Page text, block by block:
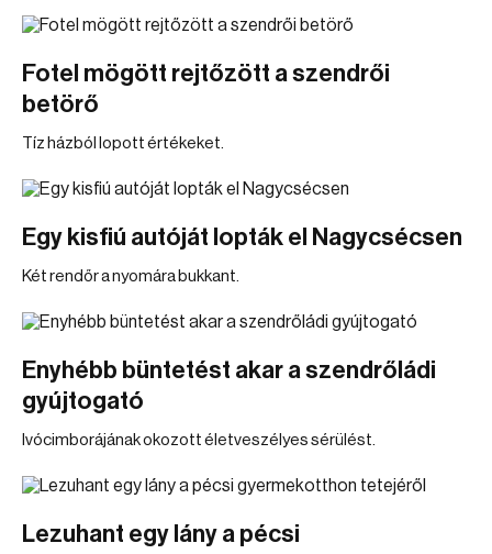
Fotel mögött rejtőzött a szendrői
betörő
Tíz házból lopott értékeket.
Egy kisfiú autóját lopták el Nagycsécsen
Két rendőr a nyomára bukkant.
Enyhébb büntetést akar a szendrőládi
gyújtogató
Ivócimborájának okozott életveszélyes sérülést.
Lezuhant egy lány a pécsi